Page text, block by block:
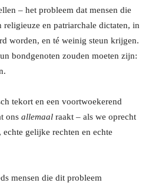
– het probleem dat mensen die
en patriarchale dictaten, in
worden, en té weinig steun krijgen.
bondgenoten zouden moeten zijn:
tekort en een voortwoekerend
ons allemaal raakt – als we oprecht
gelijke rechten en echte
mensen die dit probleem